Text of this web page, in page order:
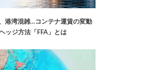
港湾混雑…コンテナ運賃の変動
ッジ方法「FFA」とは